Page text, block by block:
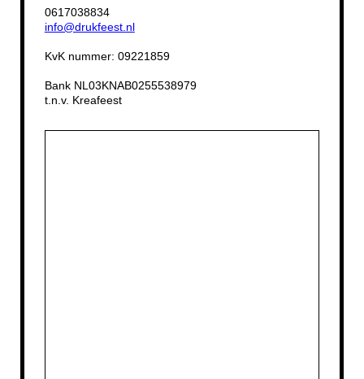
0617038834
info@drukfeest.nl
KvK nummer: 09221859
Bank NL03KNAB0255538979
t.n.v. Kreafeest